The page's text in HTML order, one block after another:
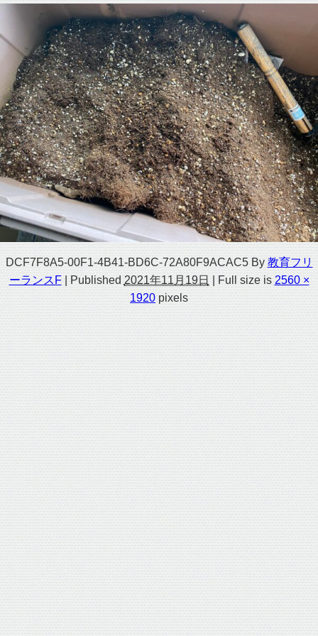
DCF7F8A5-00F1-4B41-BD6C-72A80F9ACAC5 By 教育フリ
ーランスF
Published 2021年11月19日 Full size is 2560 ×
1920 pixels